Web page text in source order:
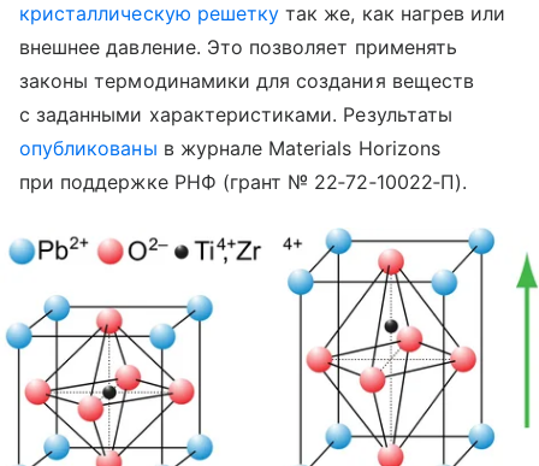
кристаллическую решетку так же, как нагрев или
внешнее давление. Это позволяет применять
законы термодинамики для создания веществ
с заданными характеристиками. Результаты
опубликованы в журнале Materials Horizons
при поддержке РНФ (грант № 22‑72‑10022‑П).